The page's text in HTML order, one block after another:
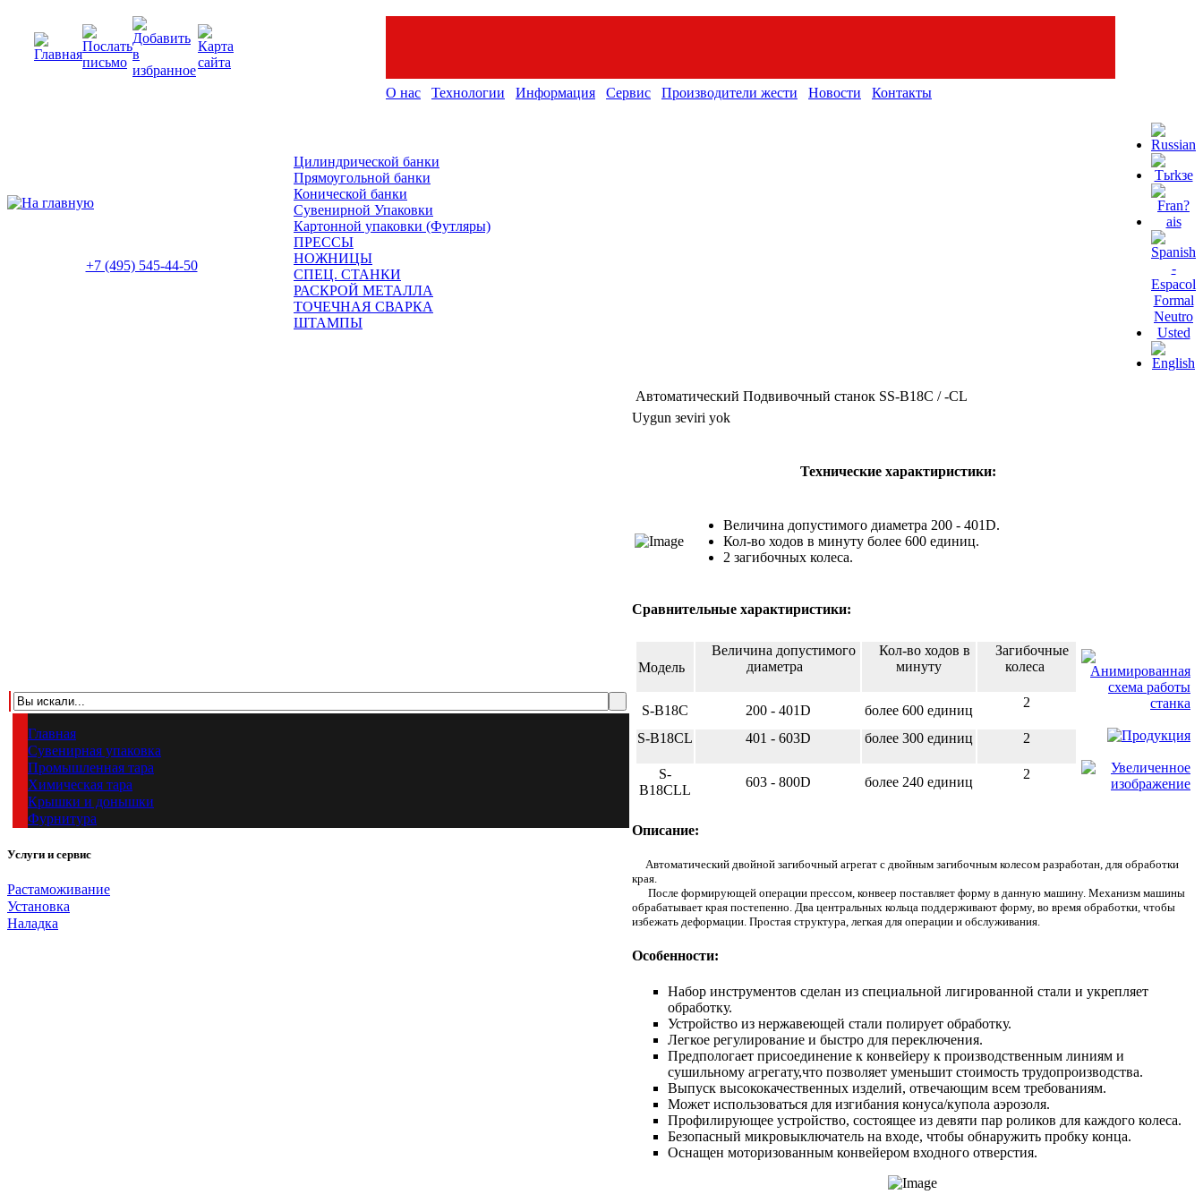
О нас Технологии Информация Сервис Производители жести Новости Контакты
+7 (495) 545-44-50
Цилиндрической банки
Прямоугольной банки
Конической банки
Сувенирной Упаковки
Картонной упаковки (Футляры)
ПРЕССЫ
НОЖНИЦЫ
СПЕЦ. СТАНКИ
РАСКРОЙ МЕТАЛЛА
ТОЧЕЧНАЯ СВАРКА
ШТАМПЫ
Главная
Сувенирная упаковка
Промышленная тара
Химическая тара
Крышки и донышки
Фурнитура
Услуги и сервис
Растаможивание
Установка
Наладка
Автоматический Подвивочный станок SS-B18C / -CL
Uygun зeviri yok
Технические характиристики:
Величина допустимого диаметра 200 - 401D.
Кол-во ходов в минуту более 600 единиц.
2 загибочных колеса.
Сравнительные характиристики:
Модель
Величина допустимого
диаметра
Кол-во ходов в
минуту
Загибочные
колеса
S-B18C 200 - 401D более 600 единиц
2
S-B18CL 401 - 603D более 300 единиц 2
S-
B18CLL
603 - 800D более 240 единиц
2
Описание:
Автоматический двойной загибочный агрегат с двойным загибочным колесом разработан, для обработки
края.
После формирующей операции прессом, конвеер поставляет форму в данную машину. Механизм машины
обрабатывает края постепенно. Два центральных кольца поддерживают форму, во время обработки, чтобы
избежать деформации. Простая структура, легкая для операции и обслуживания.
Особенности:
Набор инструментов сделан из специальной лигированной стали и укрепляет
обработку.
Устройство из нержавеющей стали полирует обработку.
Легкое регулирование и быстро для переключения.
Предпологает присоединение к конвейеру к производственным линиям и
сушильному агрегату,что позволяет уменьшит стоимость трудопроизводства.
Выпуск высококачественных изделий, отвечающим всем требованиям.
Может использоваться для изгибания конуса/купола аэрозоля.
Профилирующее устройство, состоящее из девяти пар роликов для каждого колеса.
Безопасный микровыключатель на входе, чтобы обнаружить пробку конца.
Оснащен моторизованным конвейером входного отверстия.